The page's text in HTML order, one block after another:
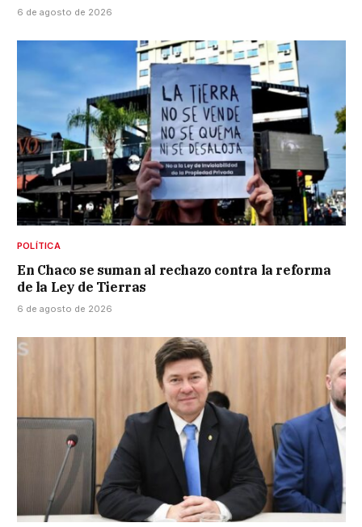
6 de agosto de 2026
POLÍTICA
En Chaco se suman al rechazo contra la reforma
de la Ley de Tierras
6 de agosto de 2026